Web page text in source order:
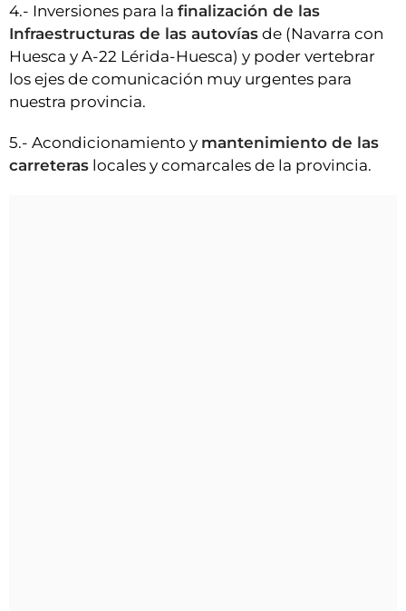
4.- Inversiones para la finalización de las
Infraestructuras de las autovías de (Navarra con
Huesca y A-22 Lérida-Huesca) y poder vertebrar
los ejes de comunicación muy urgentes para
nuestra provincia.
5.- Acondicionamiento y mantenimiento de las
carreteras locales y comarcales de la provincia.